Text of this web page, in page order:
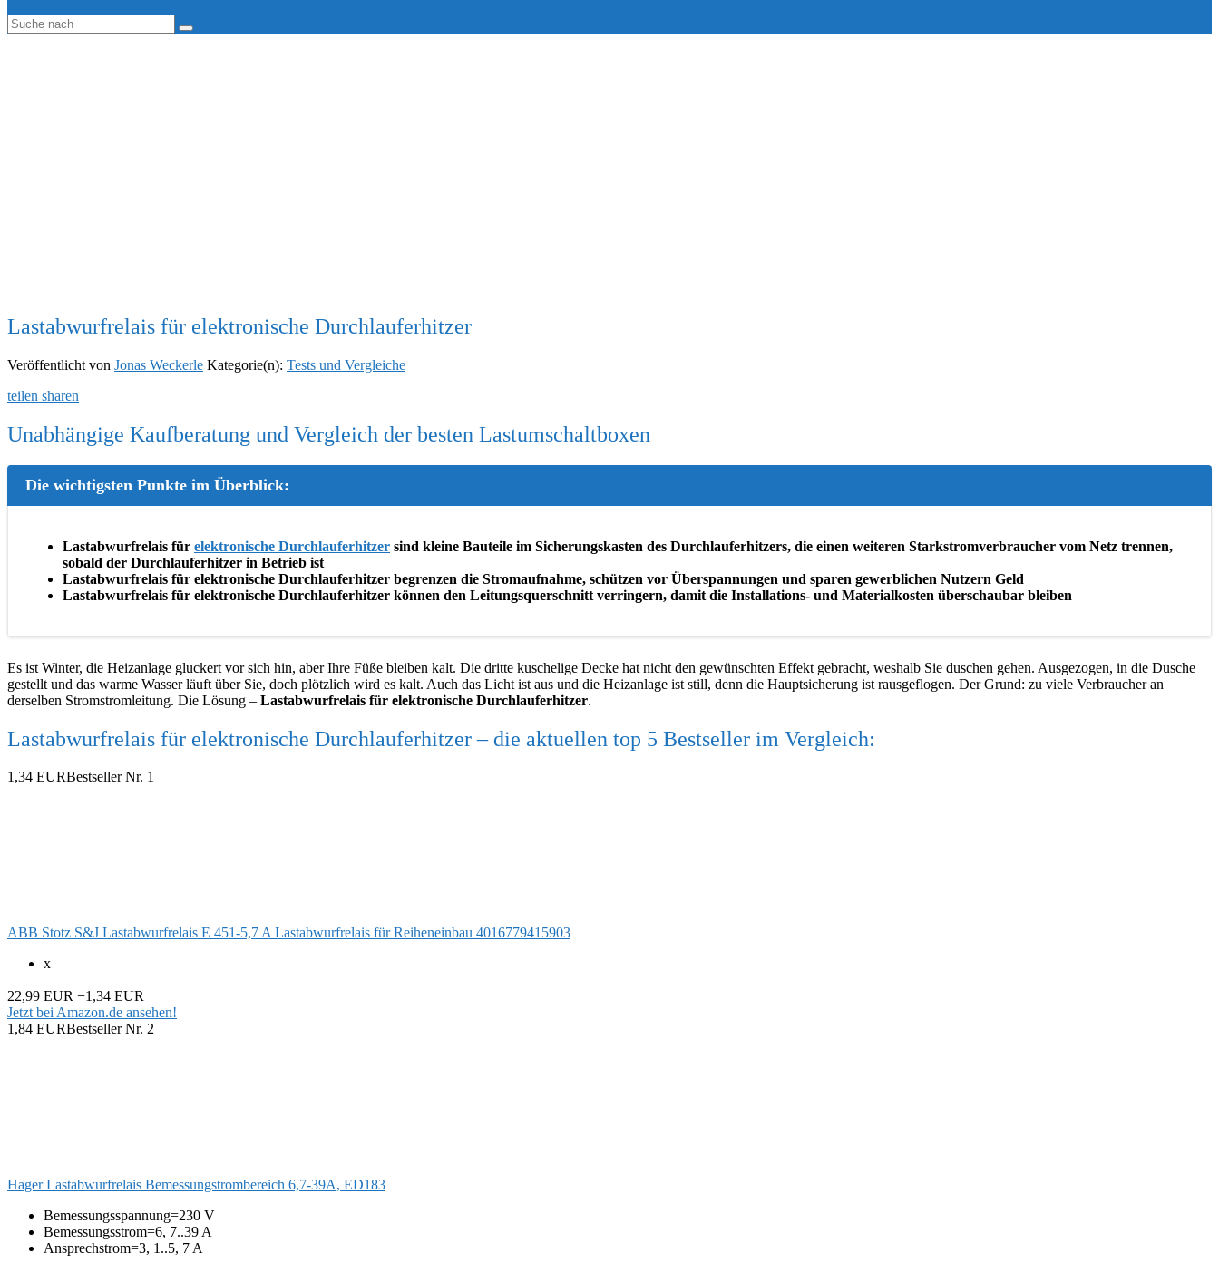
Lastabwurfrelais für elektronische Durchlauferhitzer
Veröffentlicht von Jonas Weckerle Kategorie(n): Tests und Vergleiche
teilen sharen
Unabhängige Kaufberatung und Vergleich der besten Lastumschaltboxen
Die wichtigsten Punkte im Überblick:
Lastabwurfrelais für elektronische Durchlauferhitzer sind kleine Bauteile im Sicherungskasten des Durchlauferhitzers, die einen weiteren Starkstromverbraucher vom Netz trennen,
sobald der Durchlauferhitzer in Betrieb ist
Lastabwurfrelais für elektronische Durchlauferhitzer begrenzen die Stromaufnahme, schützen vor Überspannungen und sparen gewerblichen Nutzern Geld
Lastabwurfrelais für elektronische Durchlauferhitzer können den Leitungsquerschnitt verringern, damit die Installations- und Materialkosten überschaubar bleiben
Es ist Winter, die Heizanlage gluckert vor sich hin, aber Ihre Füße bleiben kalt. Die dritte kuschelige Decke hat nicht den gewünschten Effekt gebracht, weshalb Sie duschen gehen. Ausgezogen, in die Dusche
gestellt und das warme Wasser läuft über Sie, doch plötzlich wird es kalt. Auch das Licht ist aus und die Heizanlage ist still, denn die Hauptsicherung ist rausgeflogen. Der Grund: zu viele Verbraucher an
derselben Stromstromleitung. Die Lösung – Lastabwurfrelais für elektronische Durchlauferhitzer.
Lastabwurfrelais für elektronische Durchlauferhitzer – die aktuellen top 5 Bestseller im Vergleich:
1,34 EURBestseller Nr. 1
ABB Stotz S&J Lastabwurfrelais E 451-5,7 A Lastabwurfrelais für Reiheneinbau 4016779415903
x
22,99 EUR −1,34 EUR
Jetzt bei Amazon.de ansehen!
1,84 EURBestseller Nr. 2
Hager Lastabwurfrelais Bemessungstrombereich 6,7-39A, ED183
Bemessungsspannung=230 V
Bemessungsstrom=6, 7..39 A
Ansprechstrom=3, 1..5, 7 A